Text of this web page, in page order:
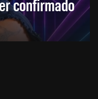
confirmado